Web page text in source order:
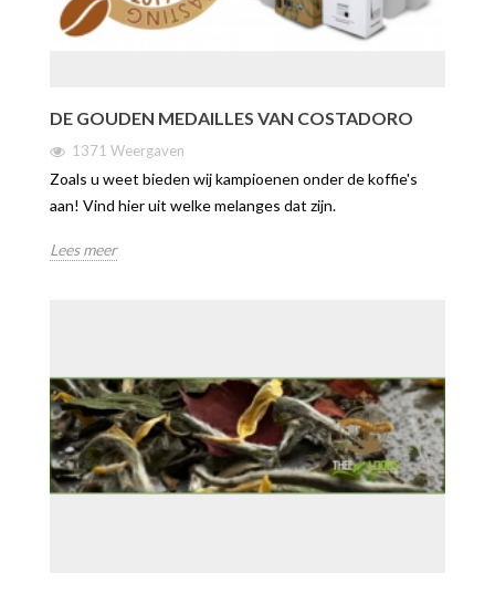
DE GOUDEN MEDAILLES VAN COSTADORO
1371 Weergaven
Zoals u weet bieden wij kampioenen onder de koffie's
aan! Vind hier uit welke melanges dat zijn.
Lees meer